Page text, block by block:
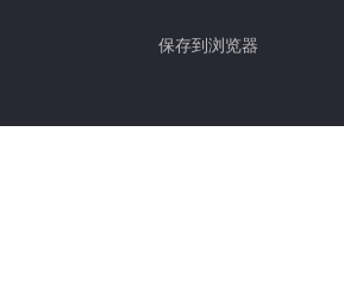
保存到浏览器